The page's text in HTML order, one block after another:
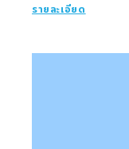
รายละเอียด